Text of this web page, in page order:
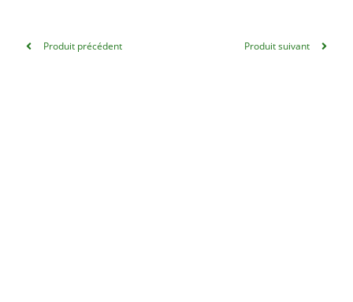
Produit précédent Produit suivant